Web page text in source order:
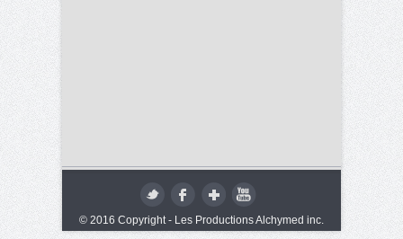
© 2016 Copyright - Les Productions Alchymed inc.